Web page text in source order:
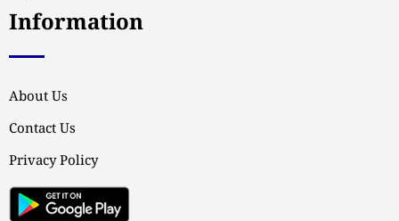
Information
About Us
Contact Us
Privacy Policy